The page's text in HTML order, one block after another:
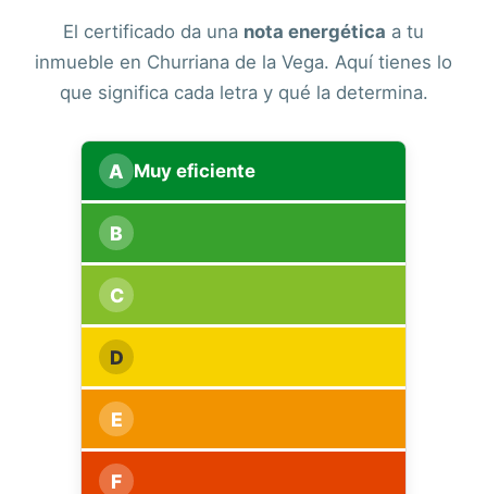
El certificado da una nota energética a tu
inmueble en Churriana de la Vega. Aquí tienes lo
que significa cada letra y qué la determina.
A Muy eficiente
B
C
D
E
F